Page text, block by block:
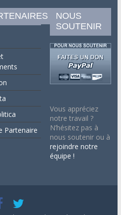
Partenaire
NOUS
SOUTENIR
Vous appréciez
notre travail ?
N’hésitez pas à
nous soutenir ou à
rejoindre notre
équipe !